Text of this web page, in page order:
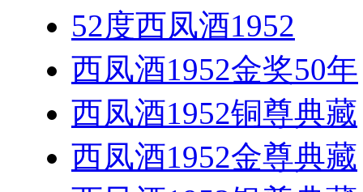
52度西凤酒1952
西凤酒1952金奖50年
西凤酒1952铜尊典藏
西凤酒1952金尊典藏